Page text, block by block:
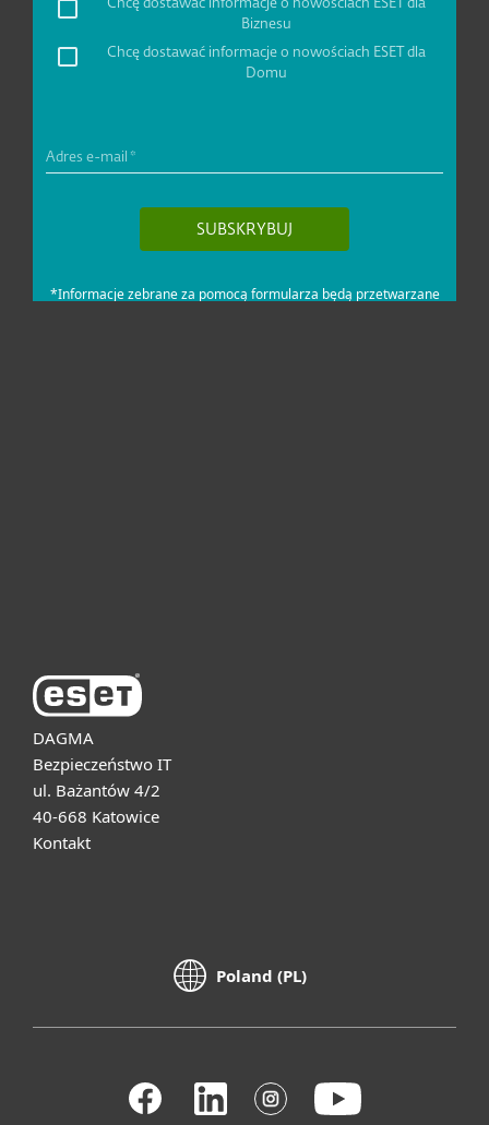
DAGMA
Bezpieczeństwo IT
ul. Bażantów 4/2
40-668 Katowice
Kontakt
Poland (PL)